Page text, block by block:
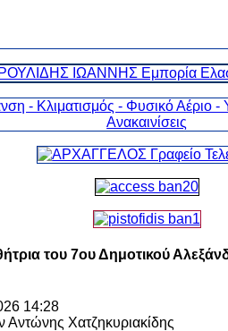
του 7ου Δημοτικού
14:28
Αντώνης Χατζηκυριακίδης